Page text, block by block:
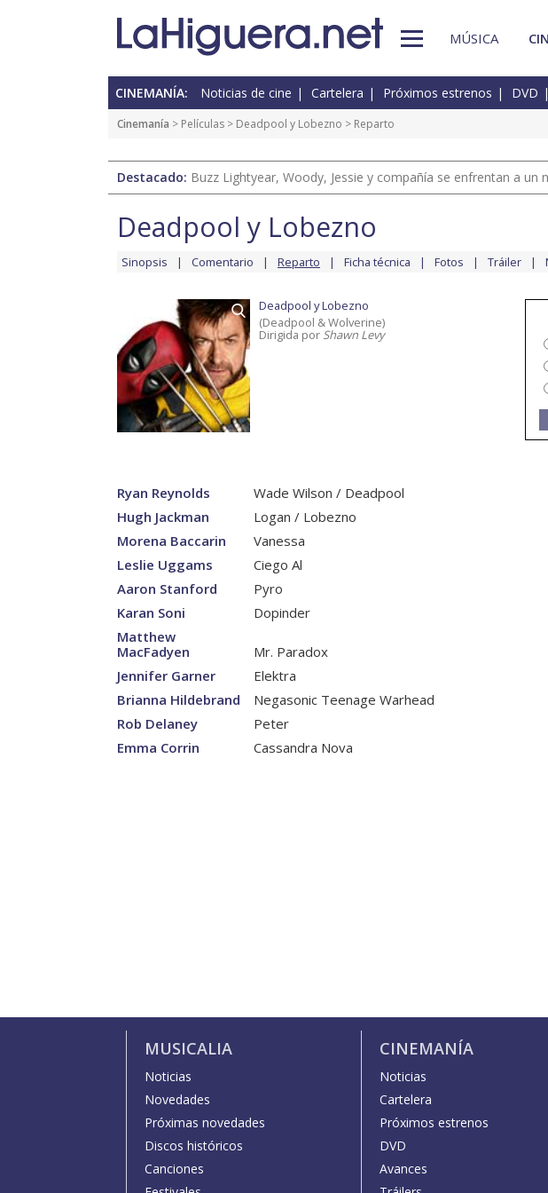
MÚSICA
CINEMANÍA: Noticias de cine Cartelera Próximos estrenos DVD
Cinemanía > Películas > Deadpool y Lobezno > Reparto
Destacado: Buzz Lightyear, Woody, Jessie y compañía se enfrentan a un
Deadpool y Lobezno
Sinopsis Comentario Reparto Ficha técnica Fotos Tráiler
Deadpool y Lobezno
(Deadpool & Wolverine)
Dirigida por Shawn Levy
Ryan Reynolds
Wade Wilson / Deadpool
Hugh Jackman
Logan / Lobezno
Morena Baccarin
Vanessa
Leslie Uggams
Ciego Al
Aaron Stanford
Pyro
Karan Soni
Dopinder
Matthew
MacFadyen
Mr. Paradox
Jennifer Garner
Elektra
Brianna Hildebrand
Negasonic Teenage Warhead
Rob Delaney
Peter
Emma Corrin
Cassandra Nova
MUSICALIA
Noticias
Novedades
Próximas novedades
Discos históricos
Canciones
CINEMANÍA
Noticias
Cartelera
Próximos estrenos
DVD
Avances